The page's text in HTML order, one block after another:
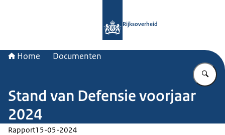
Rijksoverheid
Home Documenten
Stand van Defensie voorjaar
2024
Rapport15-05-2024